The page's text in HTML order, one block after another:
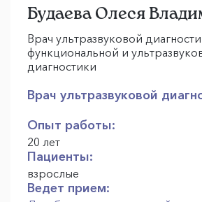
Будаева Олеся
Врач ультразвуковой
функциональной и
диагностики
Врач ультразвуковой
Опыт работы:
20 лет
Пациенты:
взрослые
Ведет прием: